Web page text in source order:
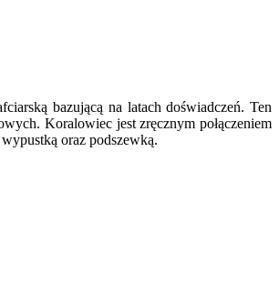
bazującą na latach doświadczeń. Ten
Koralowiec jest zręcznym połączeniem
oraz podszewką.